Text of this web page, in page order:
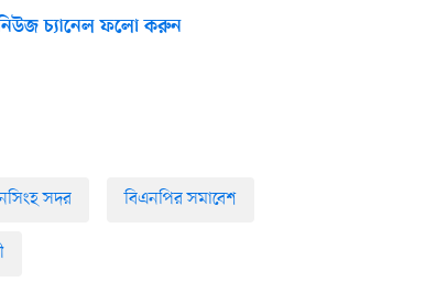
চ্যানেল ফলো করুন
সদর বিএনপির সমাবেশ